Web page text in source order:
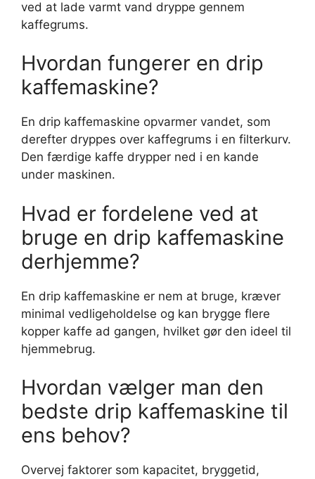
ved at lade varmt vand dryppe gennem
kaffegrums.
Hvordan fungerer en drip
kaffemaskine?
En drip kaffemaskine opvarmer vandet, som
derefter dryppes over kaffegrums i en filterkurv.
Den færdige kaffe drypper ned i en kande
under maskinen.
Hvad er fordelene ved at
bruge en drip kaffemaskine
derhjemme?
En drip kaffemaskine er nem at bruge, kræver
minimal vedligeholdelse og kan brygge flere
kopper kaffe ad gangen, hvilket gør den ideel til
hjemmebrug.
Hvordan vælger man den
bedste drip kaffemaskine til
ens behov?
Overvej faktorer som kapacitet, bryggetid,